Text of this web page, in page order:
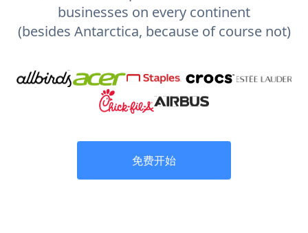
businesses on every continent
(besides Antarctica, because of course not)
免费开始